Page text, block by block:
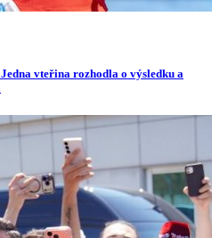
vteřina rozhodla o výsledku a